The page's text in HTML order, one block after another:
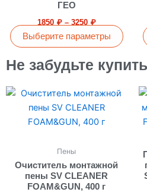
ГЕО
1850 ₽ – 3250 ₽
Выберите параметры
Не забудьте
Пены
Очиститель монтажной
пены SV CLEANER
FOAM&GUN, 400 г